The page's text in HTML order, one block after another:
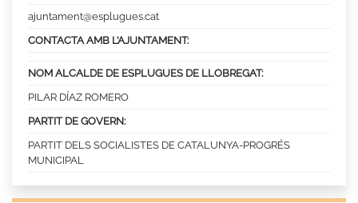
ajuntament@esplugues.cat
CONTACTA AMB L’AJUNTAMENT:
NOM ALCALDE DE ESPLUGUES DE LLOBREGAT:
PILAR DÍAZ ROMERO
PARTIT DE GOVERN:
PARTIT DELS SOCIALISTES DE CATALUNYA-PROGRÉS
MUNICIPAL